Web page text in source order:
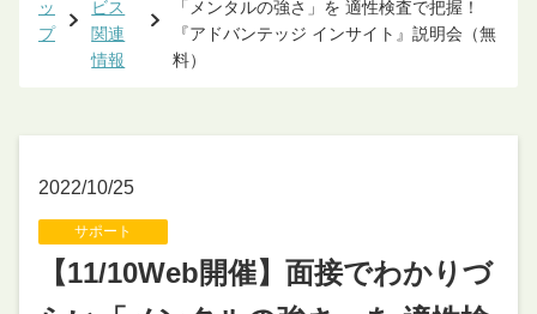
ッ
プ
ビス
関連
情報
「メンタルの強さ」を 適性検査で把握！
『アドバンテッジ インサイト』説明会（無
料）
2022/10/25
サポート
【11/10Web開催】面接でわかりづ